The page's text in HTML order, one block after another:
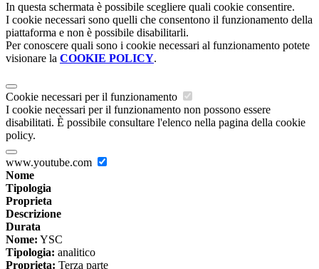
In questa schermata è possibile scegliere quali cookie consentire.
I cookie necessari sono quelli che consentono il funzionamento della
piattaforma e non è possibile disabilitarli.
Per conoscere quali sono i cookie necessari al funzionamento potete
visionare la COOKIE POLICY.
Cookie necessari per il funzionamento
I cookie necessari per il funzionamento non possono essere
disabilitati. È possibile consultare l'elenco nella pagina della cookie
policy.
www.youtube.com
Nome
Tipologia
Proprieta
Descrizione
Durata
Nome: YSC
Tipologia: analitico
Proprieta: Terza parte